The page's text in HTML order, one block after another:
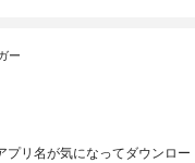
ー
プリ名が気になってダウンロー